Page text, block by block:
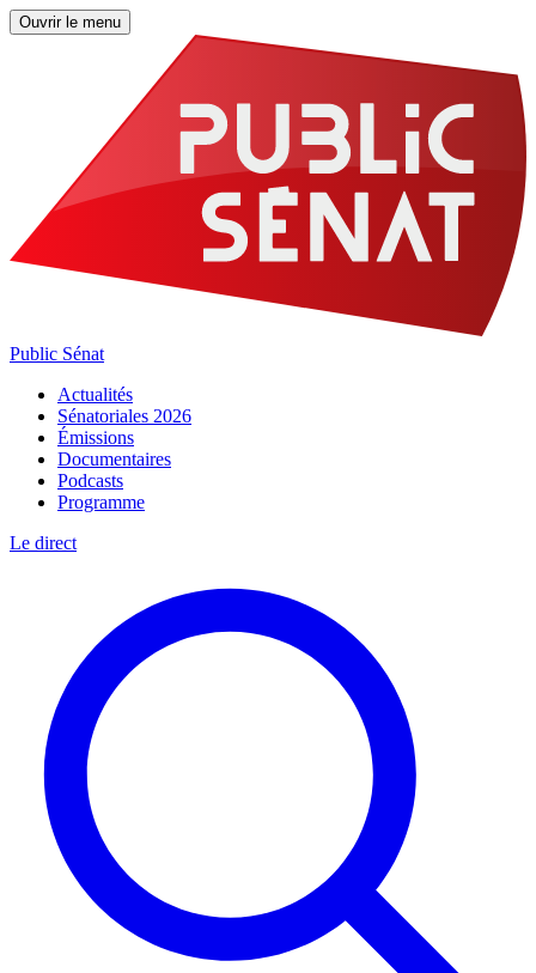
Ouvrir le menu
Public Sénat
Actualités
Sénatoriales 2026
Émissions
Documentaires
Podcasts
Programme
Le direct